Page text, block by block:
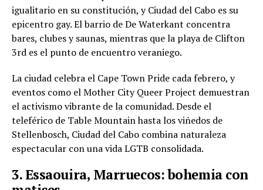
igualitario en su constitución, y Ciudad del Cabo es su
epicentro gay. El barrio de De Waterkant concentra
bares, clubes y saunas, mientras que la playa de Clifton
3rd es el punto de encuentro veraniego.
La ciudad celebra el Cape Town Pride cada febrero, y
eventos como el Mother City Queer Project demuestran
el activismo vibrante de la comunidad. Desde el
teleférico de Table Mountain hasta los viñedos de
Stellenbosch, Ciudad del Cabo combina naturaleza
espectacular con una vida LGTB consolidada.
3. Essaouira, Marruecos: bohemia con